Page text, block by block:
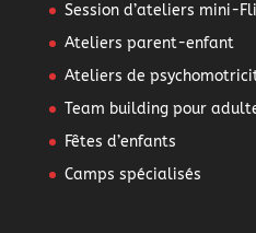
Session d’ateliers mini-
Ateliers parent-enfant
Ateliers de
Team building pour
Fêtes d’enfants
Camps spécialisés